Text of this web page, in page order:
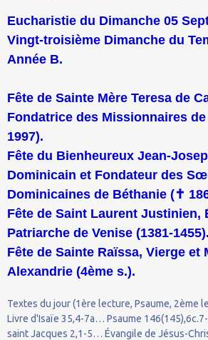
Eucharistie du Dimanche 05
Vingt-troisième Dimanche du
Année B.
Fête de Sainte Mère Teresa de
Fondatrice des Missionnaires
1997).
Fête du Bienheureux Jean-
Dominicain et Fondateur des
Dominicaines de Béthanie (✝
Fête de Saint Laurent Justinien,
Patriarche de Venise (1381-1455).
Fête de Sainte Raïssa, Vierge et
Alexandrie (4ème s.).
Textes du jour (1ère lecture, Psaume, 2ème
Livre d'Isaïe 35,4-7a… Psaume
saint Jacques 2,1-5… Évangile de Jésus-